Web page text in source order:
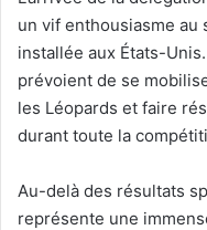
un vif enthousiasme au
installée aux États-
prévoient de se
les Léopards et faire
durant toute la
Au-delà des résultats
représente une